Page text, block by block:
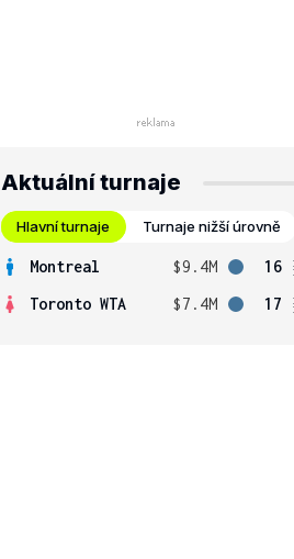
Aktuální turnaje
Hlavní turnaje Turnaje nižší úrovně
Montreal $9.4M
16
Toronto WTA
$7.4M 17